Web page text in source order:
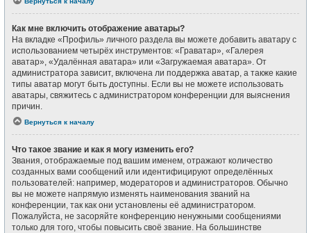
Как мне включить отображение аватары?
На вкладке «Профиль» личного раздела вы можете добавить аватару с
использованием четырёх инструментов: «Граватар», «Галерея
аватар», «Удалённая аватара» или «Загружаемая аватара». От
администратора зависит, включена ли поддержка аватар, а также какие
типы аватар могут быть доступны. Если вы не можете использовать
аватары, свяжитесь с администратором конференции для выяснения
причин.
Вернуться к началу
Что такое звание и как я могу изменить его?
Звания, отображаемые под вашим именем, отражают количество
созданных вами сообщений или идентифицируют определённых
пользователей: например, модераторов и администраторов. Обычно
вы не можете напрямую изменять наименования званий на
конференции, так как они установлены её администратором.
Пожалуйста, не засоряйте конференцию ненужными сообщениями
только для того, чтобы повысить своё звание. На большинстве